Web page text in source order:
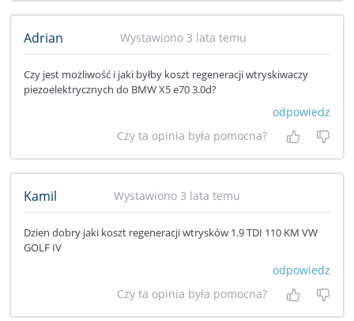
Adrian Wystawiono 3 lata temu
Czy jest możliwość i jaki byłby koszt regeneracji wtryskiwaczy
piezoelektrycznych do BMW X5 e70 3.0d?
odpowiedz
Czy ta opinia była pomocna?
Tak, była
Nie
Kamil Wystawiono 3 lata temu
Dzien dobry jaki koszt regeneracji wtrysków 1.9 TDI 110 KM VW
GOLF IV
odpowiedz
Czy ta opinia była pomocna?
Tak, była
Nie